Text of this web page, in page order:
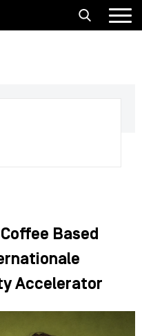
up Coffee Based
Based
Accelerator